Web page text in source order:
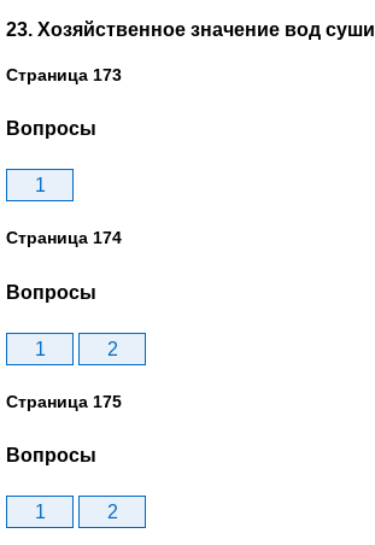
23. Хозяйственное значение вод суши
Страница 173
Вопросы
1
Страница 174
Вопросы
1 2
Страница 175
Вопросы
1 2